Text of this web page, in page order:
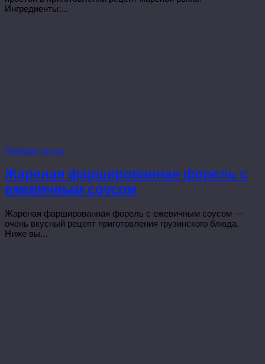
Ингредиенты:...
Пряные соусы
Жареная фаршированная форель с
ежевичным соусом
Жареная фаршированная форель с ежевичным соусом —
очень вкусный рецепт приготовления грузинского блюда.
Ниже вы...